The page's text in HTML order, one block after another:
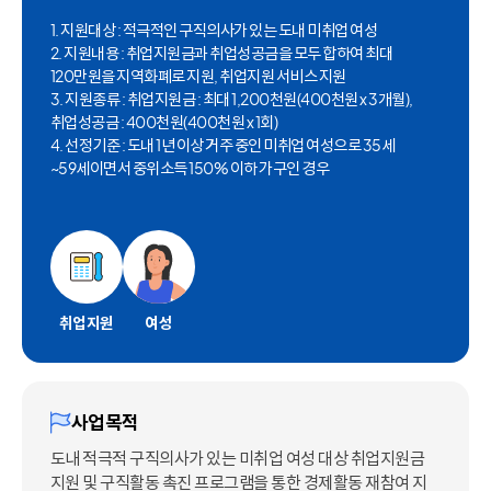
1. 지원대상 : 적극적인 구직의사가 있는 도내 미취업 여성
2. 지원내용 : 취업지원금과 취업성공금을 모두 합하여 최대
120만원을 지역화폐로 지원, 취업지원 서비스 지원
3. 지원종류 : 취업지원금 : 최대 1,200천원(400천원 x 3개월),
취업성공금 : 400천원(400천원 x 1회)
4. 선정기준 : 도내 1년 이상 거주 중인 미취업 여성으로 35세
~59세이면서 중위소득 150% 이하 가구인 경우
취업지원 여성
사업목적
도내 적극적 구직의사가 있는 미취업 여성 대상 취업지원금
지원 및 구직활동 촉진 프로그램을 통한 경제활동 재참여 지